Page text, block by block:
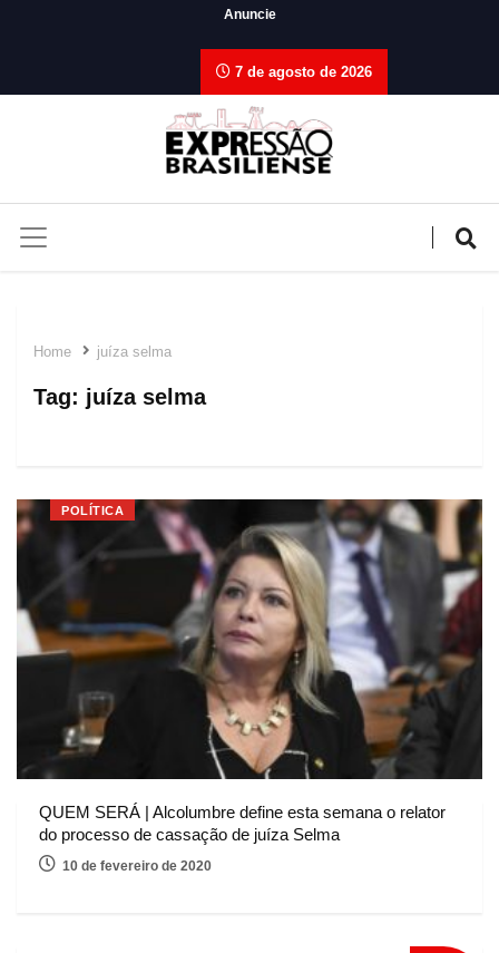
Anuncie
7 de agosto de 2026
Home juíza selma
Tag: juíza selma
POLÍTICA
QUEM SERÁ | Alcolumbre define esta semana o relator
do processo de cassação de juíza Selma
10 de fevereiro de 2020